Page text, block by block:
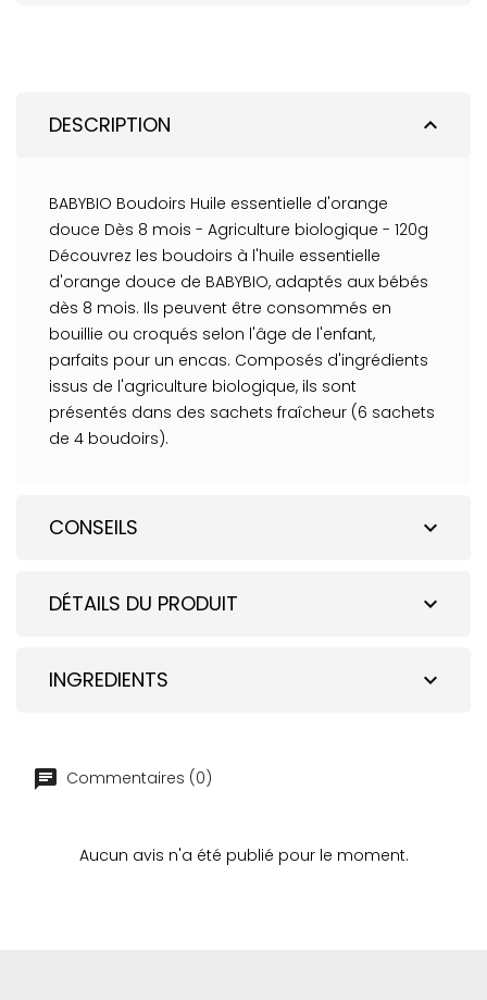
expand_less
DESCRIPTION
BABYBIO Boudoirs Huile essentielle d'orange
douce Dès 8 mois - Agriculture biologique - 120g
Découvrez les boudoirs à l'huile essentielle
d'orange douce de BABYBIO, adaptés aux bébés
dès 8 mois. Ils peuvent être consommés en
bouillie ou croqués selon l'âge de l'enfant,
parfaits pour un encas. Composés d'ingrédients
issus de l'agriculture biologique, ils sont
présentés dans des sachets fraîcheur (6 sachets
de 4 boudoirs).
expand_more
CONSEILS
expand_more
DÉTAILS DU PRODUIT
expand_more
INGREDIENTS
Commentaires (0)
Aucun avis n'a été publié pour le moment.